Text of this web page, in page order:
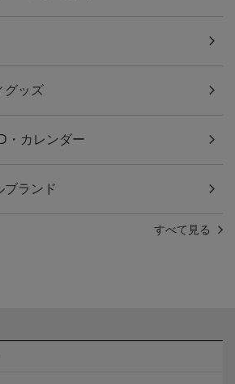
グッズ
・カレンダー
ブランド
すべて見る